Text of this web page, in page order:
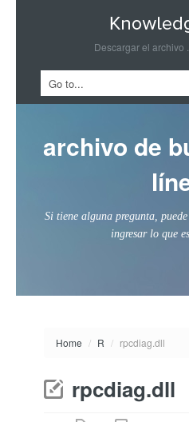
Descargar el archivo
archivo de
Si tiene alguna pregunta,
ingresar lo que
Home / R / rpcdiag.dll
rpcdiag.dll